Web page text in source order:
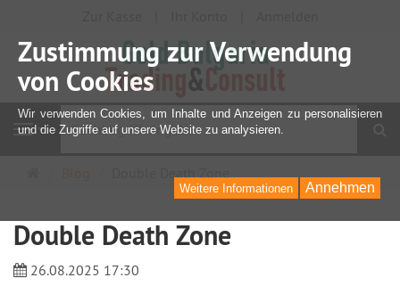
Zustimmung zur Verwendung
von Cookies
Wir verwenden Cookies, um Inhalte und Anzeigen zu personalisieren
und die Zugriffe auf unsere Website zu analysieren.
Annehmen
Weitere Informationen
Navigation
Startseite
Blog Double Death Zone
Double Death Zone
26.08.2025 17:30